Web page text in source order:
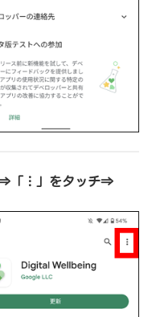
「︙」をタッチ⇒